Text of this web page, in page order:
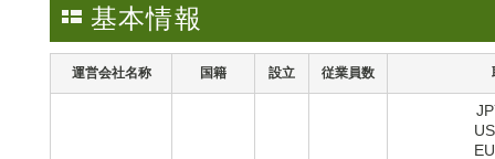
基本情報
運営会社名称 国籍 設立 従業員数